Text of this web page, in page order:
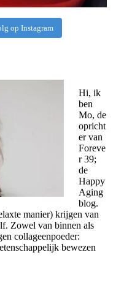
op Instagram
Hi, ik
ben
Mo, de
opricht
er van
Foreve
r 39;
de
Happy
Aging
blog.
manier) krijgen van
Zowel van binnen als
collageenpoeder:
bewezen